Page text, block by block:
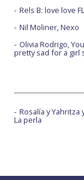
Rels B: love love
Nil Moliner, Nexo
Olivia Rodrigo,
pretty sad for a girl
Rosalía y Yahritza
La perla